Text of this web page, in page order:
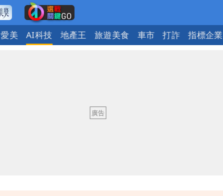
愛美 AI科技 地產王 旅遊美食 車市 打詐 指標企業